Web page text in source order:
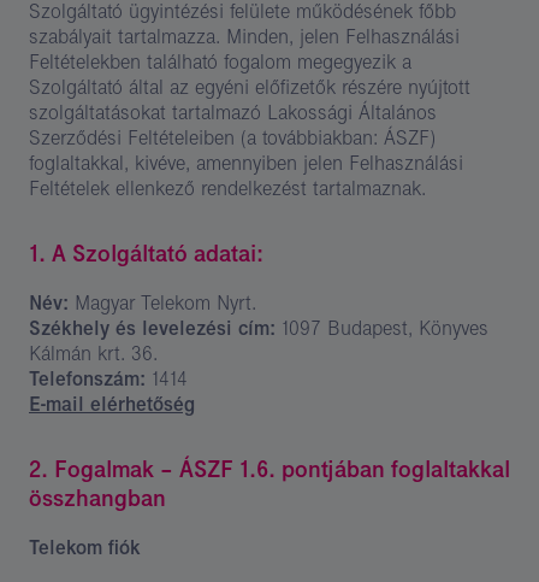
Szolgáltató ügyintézési felülete működésének főbb
szabályait tartalmazza. Minden, jelen Felhasználási
Feltételekben található fogalom megegyezik a
Szolgáltató által az egyéni előfizetők részére nyújtott
szolgáltatásokat tartalmazó Lakossági Általános
Szerződési Feltételeiben (a továbbiakban: ÁSZF)
foglaltakkal, kivéve, amennyiben jelen Felhasználási
Feltételek ellenkező rendelkezést tartalmaznak.
1. A Szolgáltató adatai:
Név: Magyar Telekom Nyrt.
Székhely és levelezési cím: 1097 Budapest, Könyves
Kálmán krt. 36.
Telefonszám: 1414
E-mail elérhetőség
2. Fogalmak – ÁSZF 1.6. pontjában foglaltakkal
összhangban
Telekom fiók